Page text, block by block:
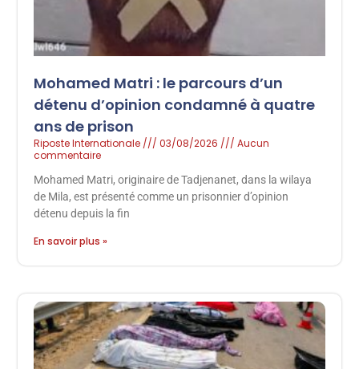
Mohamed Matri : le parcours d’un
détenu d’opinion condamné à quatre
ans de prison
Riposte Internationale 03/08/2026
Aucun
commentaire
Mohamed Matri, originaire de Tadjenanet, dans la wilaya
de Mila, est présenté comme un prisonnier d’opinion
détenu depuis la fin
En savoir plus »